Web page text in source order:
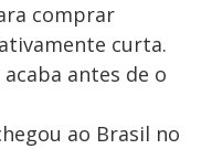
comprar
curta.
antes de o
ao Brasil no